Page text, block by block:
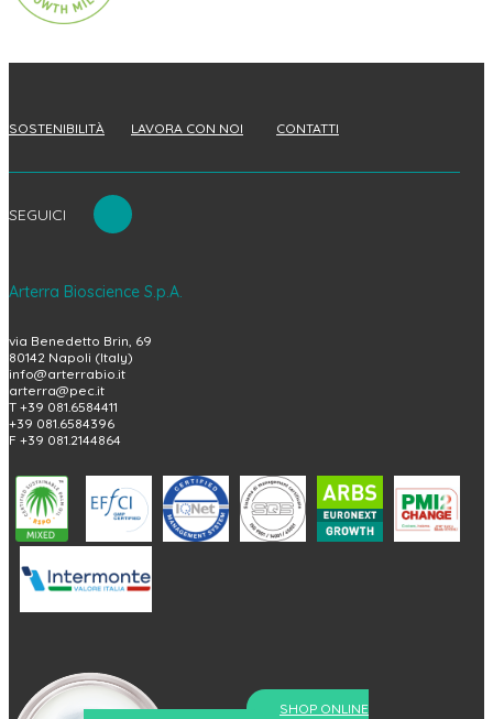
SOSTENIBILITÀ LAVORA CON NOI CONTATTI
SEGUICI
Arterra Bioscience S.p.A.
via Benedetto Brin, 69
80142 Napoli (Italy)
info@arterrabio.it
arterra@pec.it
T +39 081.6584411
+39 081.6584396
F +39 081.2144864
SHOP ONLINE